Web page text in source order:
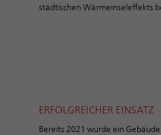
städtischen Wärmeinseleffekts
ERFOLGREICHER EINSATZ
Bereits 2021 wurde ein